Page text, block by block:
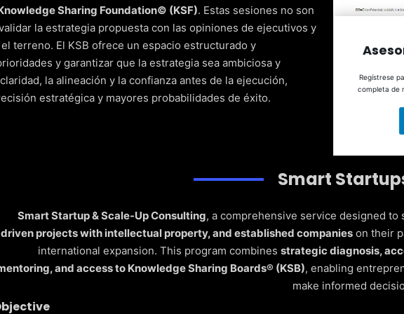
embudo, rentabilidad del cliente, alineación del equipo,
la estrategia GTM, ventas y CX playbooks, modelos
de la pérdida de clientes, estrategias de upselling y
sostenible de los ingresos.
Sharing Foundation© (KSF). Estas sesiones no son
la estrategia propuesta con las opiniones de ejecutivos y
terreno. El KSB ofrece un espacio estructurado y
y garantizar que la estrategia sea ambiciosa y
la alineación y la confianza antes de la ejecución,
estratégica y mayores probabilidades de éxito.
Regístrese
completa de
Smart
Smart Startup & Scale-Up Consulting, a comprehensive service designed to
driven projects with intellectual property, and established companieson their
international expansion. This program combines strategic diagnosis,
and access to Knowledge Sharing Boards® (KSB), enabling
make informed